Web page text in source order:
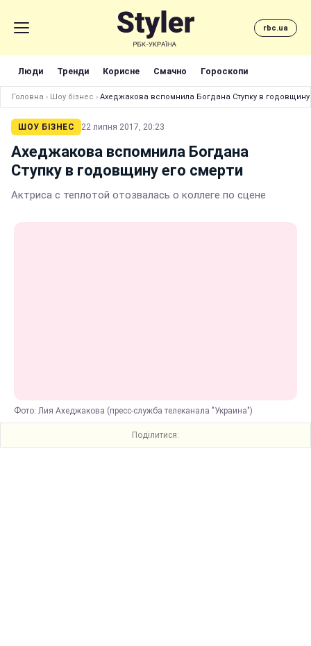
rbc.ua
Люди Тренди Корисне Смачно Гороскопи
Головна › Шоу бізнес › Ахеджакова вспомнила Богдана Ступку в годовщину
ШОУ БІЗНЕС 22 липня 2017, 20:23
Ахеджакова вспомнила Богдана
Ступку в годовщину его смерти
Актриса с теплотой отозвалась о коллеге по сцене
Фото: Лия Ахеджакова (пресс-служба телеканала "Украина")
Поділитися: